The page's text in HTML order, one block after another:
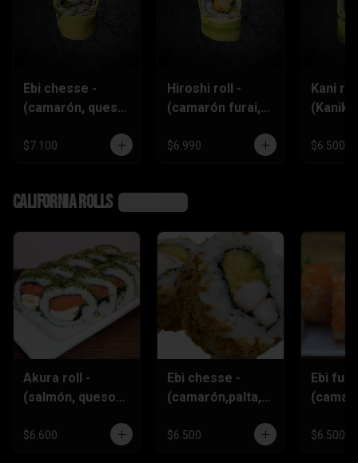
Ebi chesse -
(camarón, queso
ciboulette)
$7.100
Hiroshi roll -
(camarón furai,
ciboulette)
$6.990
Kani
$6.500
California rolls
Akura roll -
(salmón, queso
,ciboulette)
$6.600
Ebi chesse -
(camarón,palta,q
$6.500
Ebi
$6.500